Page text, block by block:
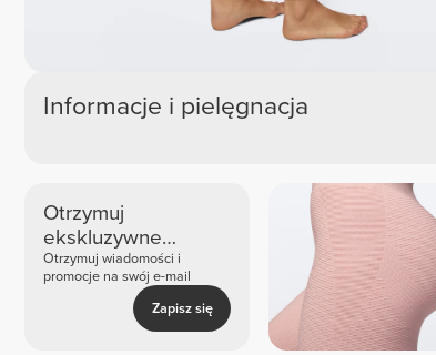
Informacje i pielęgnacja
Otrzymuj
ekskluzywne
nowości i oferty
Otrzymuj wiadomości i
promocje na swój e-mail
Zapisz się